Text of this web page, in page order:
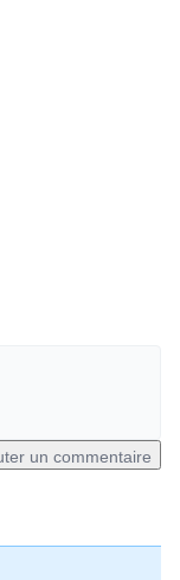
un commentaire